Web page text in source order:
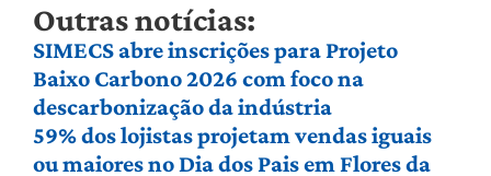
Outras notícias:
SIMECS abre inscrições para Projeto
Baixo Carbono 2026 com foco na
descarbonização da indústria
59% dos lojistas projetam vendas iguais
ou maiores no Dia dos Pais em Flores da